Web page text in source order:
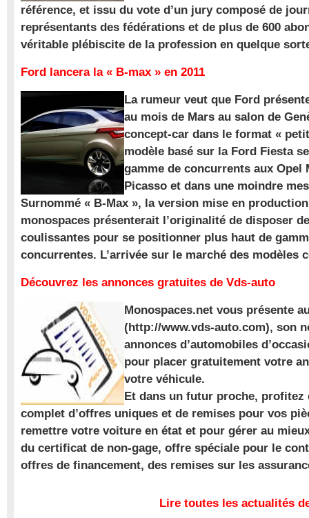
référence, et issu du vote d’un jury composé de
représentants des fédérations et de plus de 600
véritable plébiscite de la profession en quelque
Ford lancera la « B-max » en 2011
La rumeur veut que Ford
au mois de Mars au salon de
concept-car dans le format «
modèle basé sur la Ford Fiesta
gamme de concurrents aux Opel
Picasso et dans une moindre
Surnommé « B-Max », la version mise en
monospaces présenterait l’originalité de disposer
coulissantes pour se positionner plus haut de
concurrentes. L’arrivée sur le marché des modèles
Découvrez les annonces gratuites de Vds-auto
Monospaces.net vous présente
(http://www.vds-auto.com), son
annonces d’automobiles
pour placer gratuitement votre
votre véhicule.
Et dans un futur proche, profitez
complet d’offres uniques et de remises pour vos
remettre votre voiture en état et pour gérer au
du certificat de non-gage, offre spéciale pour le
offres de financement, des remises sur les
Lire toutes les actualités